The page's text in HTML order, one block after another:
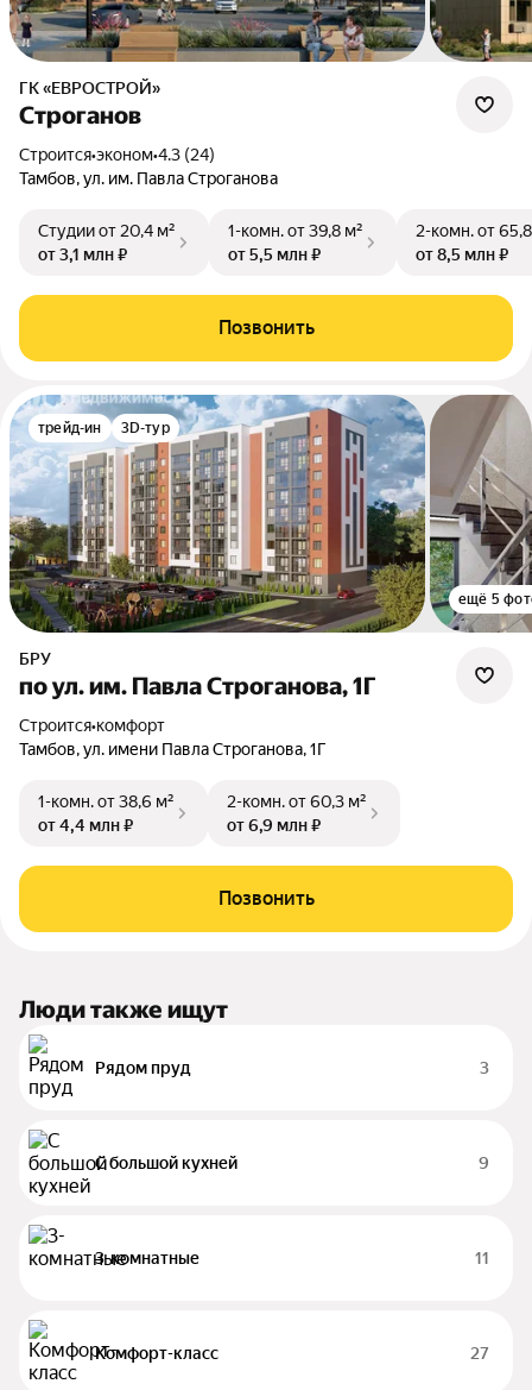
ГК «ЕВРОСТРОЙ»
Строганов
Строится•эконом•4.3 (24)
Тамбов, ул. им. Павла Строганова
Студииот 20,4 м²
от 3,1 млн ₽
1-комн.от 39,8 м²
от 5,5 млн ₽
2-комн.от
от 8,5 млн ₽
Позвонить
трейд-ин 3D-тур
ещё 5
БРУ
по ул. им. Павла Строганова, 1Г
Строится•комфорт
Тамбов, ул. имени Павла Строганова, 1Г
1-комн.от 38,6 м²
от 4,4 млн ₽
2-комн.от 60,3 м²
от 6,9 млн ₽
Позвонить
Люди также ищут
Рядом пруд 3
С большой кухней 9
3-комнатные 11
Комфорт-класс 27